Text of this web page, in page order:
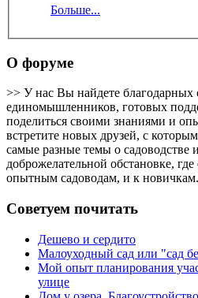
Больше...
О форуме
>> У нас Вы найдете благодарных
единомышленников, готовых
поделиться своими знаниями и
встретите новых друзей, с
самые разные темы о садоводстве
доброжелательной обстановке,
опытным садоводам, и к новичкам.
Советуем почитать
Дешево и сердито
Малоуходный сад или "сад
Мой опыт планирования
улице